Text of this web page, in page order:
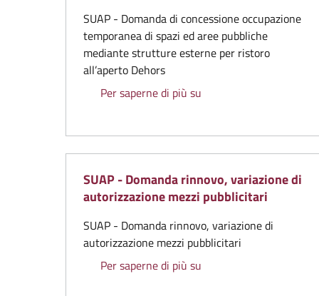
SUAP - Domanda di concessione occupazione
temporanea di spazi ed aree pubbliche
mediante strutture esterne per ristoro
all’aperto Dehors
Per saperne di più su
SUAP - Domanda rinnovo, variazione di
autorizzazione mezzi pubblicitari
SUAP - Domanda rinnovo, variazione di
autorizzazione mezzi pubblicitari
Per saperne di più su